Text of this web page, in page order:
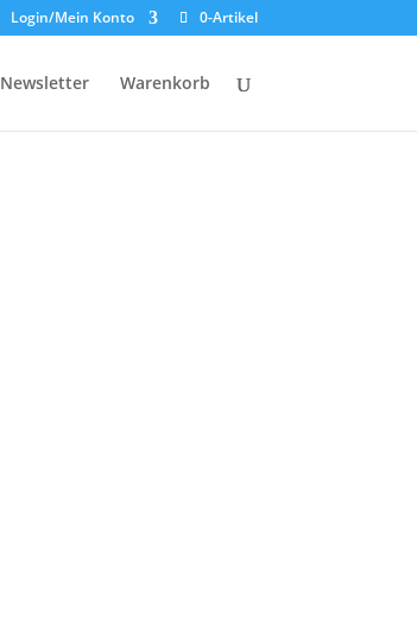
Login/Mein Konto 0-Artikel
Newsletter Warenkorb